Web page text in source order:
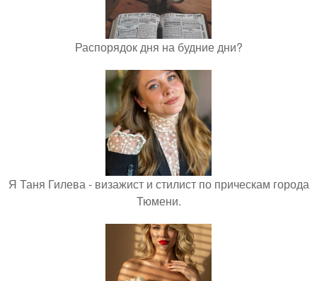
Распорядок дня на будние дни?
Я Таня Гилева - визажист и стилист по прическам города
Тюмени.